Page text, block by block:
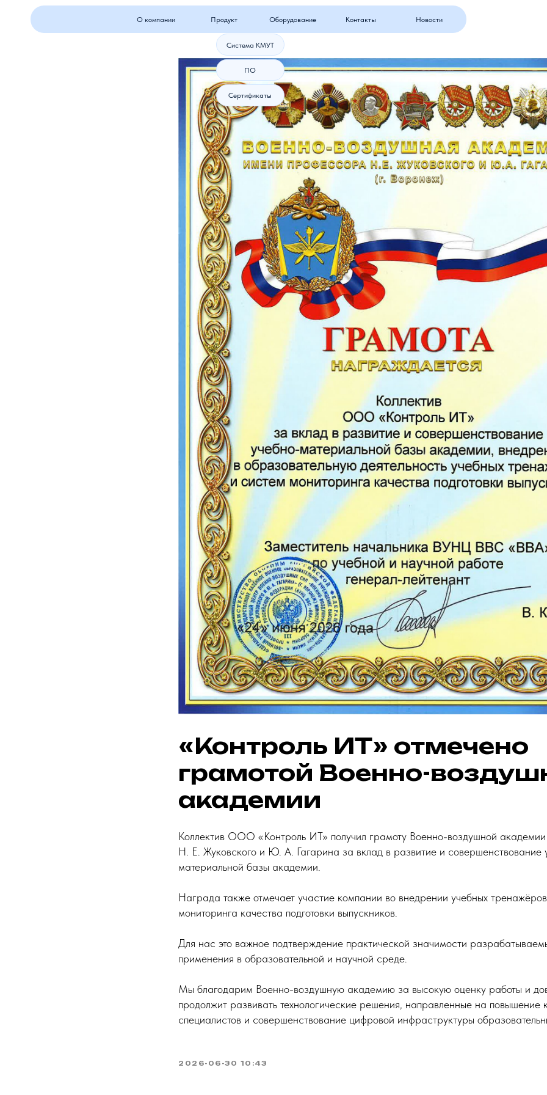
О компании Продукт Оборудование
Сертификаты
ПО
Система КМУТ
«Контроль ИТ» отмечено
грамотой Военно-
академии
Коллектив ООО «Контроль ИТ» получил грамоту Военно-воздушной
Н. Е. Жуковского и Ю. А. Гагарина за вклад в развитие и совершенствование
материальной базы академии.
Награда также отмечает участие компании во внедрении учебных
мониторинга качества подготовки выпускников.
Для нас это важное подтверждение практической значимости
применения в образовательной и научной среде.
Мы благодарим Военно-воздушную академию за высокую оценку работы и
продолжит развивать технологические решения, направленные на повышение
специалистов и совершенствование цифровой инфраструктуры
2026-06-30 10:43